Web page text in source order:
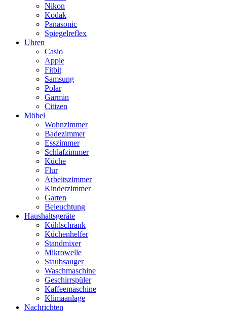
Nikon
Kodak
Panasonic
Spiegelreflex
Uhren
Casio
Apple
Fitbit
Samsung
Polar
Garmin
Citizen
Möbel
Wohnzimmer
Badezimmer
Esszimmer
Schlafzimmer
Küche
Flur
Arbeitszimmer
Kinderzimmer
Garten
Beleuchtung
Haushaltsgeräte
Kühlschrank
Küchenhelfer
Standmixer
Mikrowelle
Staubsauger
Waschmaschine
Geschirrspüler
Kaffeemaschine
Klimaanlage
Nachrichten